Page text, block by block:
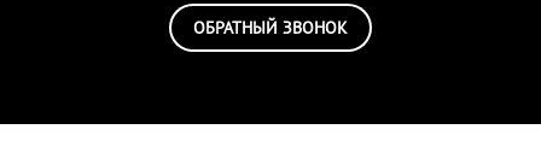
ОБРАТНЫЙ ЗВОНОК